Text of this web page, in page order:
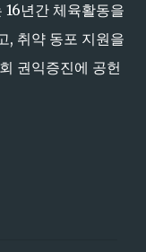
년간 체육활동을
, 취약 동포 지원을
권익증진에 공헌